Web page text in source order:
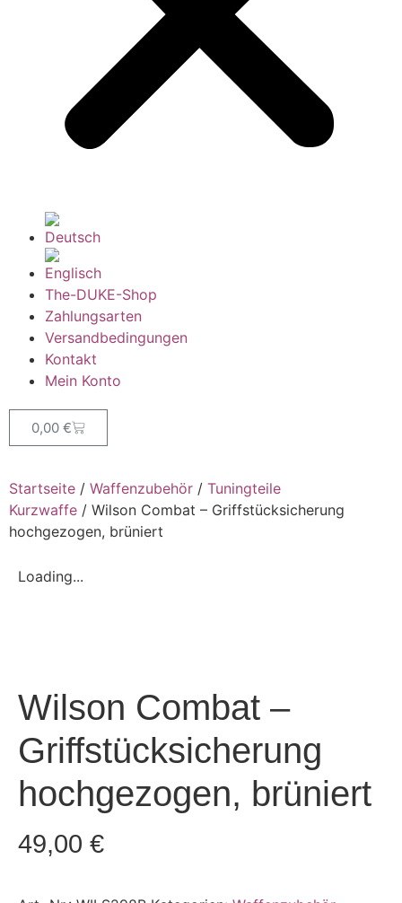
The-DUKE-Shop
Zahlungsarten
Versandbedingungen
Kontakt
Mein Konto
0,00 €
Startseite / Waffenzubehör / Tuningteile
Kurzwaffe / Wilson Combat – Griffstücksicherung
hochgezogen, brüniert
Loading...
Wilson Combat –
Griffstücksicherung
hochgezogen, brüniert
49,00 €